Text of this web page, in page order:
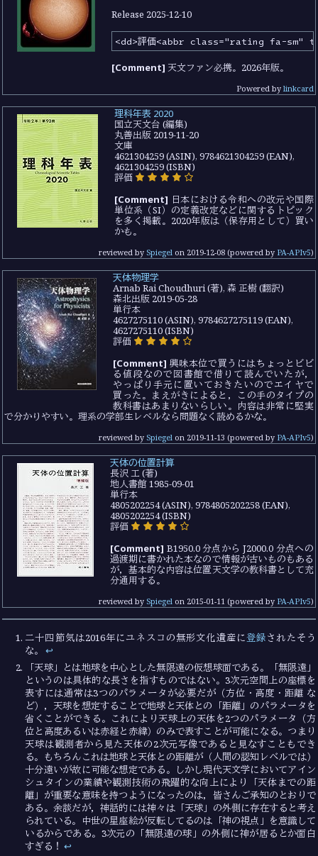
Release 2025-12-10
[Comment] 天文ファン必携。2026年版。
Powered by linkcard
理科年表 2020
国立天文台 (編集)
丸善出版 2019-11-20
文庫
4621304259 (ASIN), 9784621304259 (EAN),
4621304259 (ISBN)
評価
[Comment] 日本における令和への改元や国際
単位系（SI）の定義改定などに関するトピック
を多く掲載。2020年版は（保存用として）買い
かも。
reviewed by Spiegel on 2019-12-08(powered by PA-APIv5)
天体物理学
Arnab Rai Choudhuri (著), 森 正樹 (翻訳)
森北出版 2019-05-28
単行本
4627275110 (ASIN), 9784627275119 (EAN),
4627275110 (ISBN)
評価
[Comment] 興味本位で買うにはちょっとビビ
る値段なので図書館で借りて読んでいたが，
やっぱり手元に置いておきたいのでエイヤで
買った。まえがきによると，この手のタイプの
教科書はあまりないらしい。内容は非常に堅実
で分かりやすい。理系の学部生レベルなら問題なく読めるかな。
reviewed by Spiegel on 2019-11-13 (powered by PA-APIv5)
天体の位置計算
長沢 工 (著)
地人書館 1985-09-01
単行本
4805202254 (ASIN), 9784805202258 (EAN),
4805202254 (ISBN)
評価
[Comment] B1950.0 分点から J2000.0 分点への
過渡期に書かれた本なので情報が古いものもある
が，基本的な内容は位置天文学の教科書として充
分通用する。
reviewed by Spiegel on 2015-01-11 (powered by PA-APIv5)
二十四節気は2016年にユネスコの無形文化遺産に登録されたそう
な。↩︎
「天球」とは地球を中心とした無限遠の仮想球面である。「無限遠」
というのは具体的な長さを指すものではない。3次元空間上の座標を
表すには通常は3つのパラメータが必要だが（方位・高度・距離 な
ど），天球を想定することで地球と天体との「距離」のパラメータを
省くことができる。これにより天球上の天体を2つのパラメータ（方
位と高度あるいは赤経と赤緯）のみで表すことが可能になる。つまり
天球は観測者から見た天体の2次元写像であると見なすこともでき
る。もちろんこれは地球と天体との距離が（人間の認知レベルでは）
十分遠いが故に可能な想定である。しかし現代天文学においてアイン
シュタインの業績や観測技術の飛躍的な向上により「天体までの距
離」が重要な意味を持つようになったのは，皆さんご承知のとおりで
ある。余談だが，神話的には神々は「天球」の外側に存在すると考え
られている。中世の星座絵が反転してるのは「神の視点」を意識して
いるからである。3次元の「無限遠の球」の外側に神が居るとか面白
すぎる！↩︎